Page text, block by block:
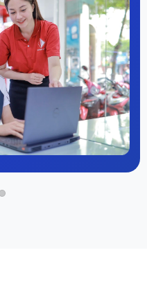
lượng ánh sáng xanh
sử dụng máy tính để các
máy tính xách tay
làm việc. Một chi tiết cho
người dùng nhiều
phiên bản tiền nhiệm,
thấy được sự chắc
đến khi phần